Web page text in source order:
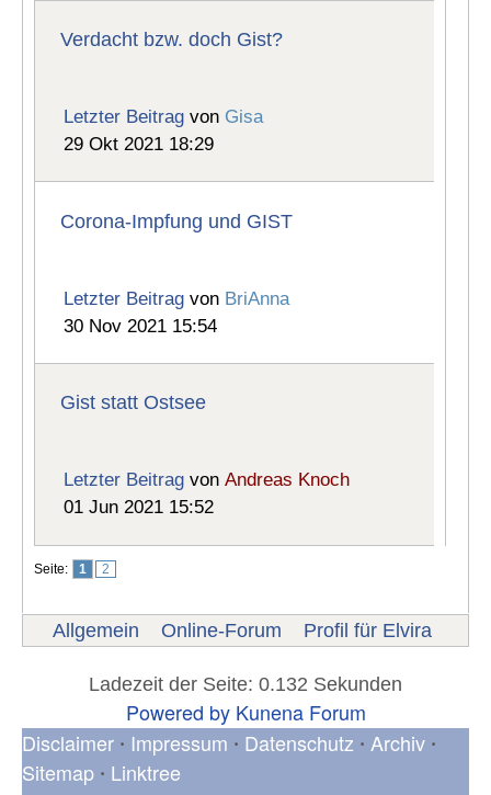
Verdacht bzw. doch Gist?
Letzter Beitrag von Gisa
29 Okt 2021 18:29
Corona-Impfung und GIST
Letzter Beitrag von BriAnna
30 Nov 2021 15:54
Gist statt Ostsee
Letzter Beitrag vonAndreas Knoch
01 Jun 2021 15:52
Seite: 1 2
Allgemein Online-Forum Profil für Elvira
Ladezeit der Seite: 0.132 Sekunden
Powered by Kunena Forum
Disclaimer • Impressum • Datenschutz • Archiv •
Sitemap • Linktree